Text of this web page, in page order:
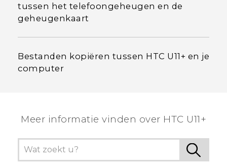
tussen het telefoongeheugen en de
geheugenkaart
Bestanden kopiëren tussen HTC U11‍+ en je
computer
Meer informatie vinden over HTC U11+